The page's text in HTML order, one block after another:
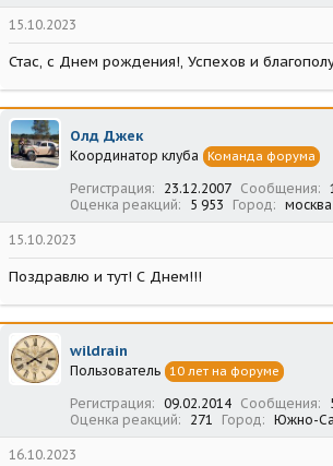
15.10.2023
Стас, с Днем рождения!, Успехов и
Олд Джек
Координатор клуба Команда форума
Регистрация 23.12.2007 Сообщения
Оценка реакций
5 953 Город москва
15.10.2023
Поздравлю и тут! С Днем!!!
wildrain
Пользователь 10 лет на форуме
Регистрация 09.02.2014 Сообщения
Оценка реакций
271 Город Южно-
16.10.2023